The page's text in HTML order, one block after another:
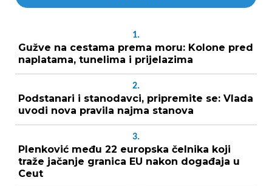
1.
Gužve na cestama prema moru: Kolone pred
naplatama, tunelima i prijelazima
2.
Podstanari i stanodavci, pripremite se: Vlada
uvodi nova pravila najma stanova
3.
Plenković među 22 europska čelnika koji
traže jačanje granica EU nakon događaja u
Ceut